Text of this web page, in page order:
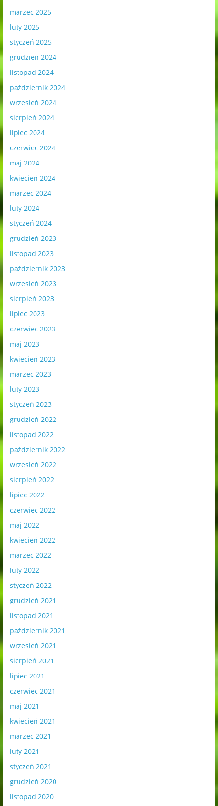
marzec 2025
luty 2025
styczeń 2025
grudzień 2024
listopad 2024
październik 2024
wrzesień 2024
sierpień 2024
lipiec 2024
czerwiec 2024
maj 2024
kwiecień 2024
marzec 2024
luty 2024
styczeń 2024
grudzień 2023
listopad 2023
październik 2023
wrzesień 2023
sierpień 2023
lipiec 2023
czerwiec 2023
maj 2023
kwiecień 2023
marzec 2023
luty 2023
styczeń 2023
grudzień 2022
listopad 2022
październik 2022
wrzesień 2022
sierpień 2022
lipiec 2022
czerwiec 2022
maj 2022
kwiecień 2022
marzec 2022
luty 2022
styczeń 2022
grudzień 2021
listopad 2021
październik 2021
wrzesień 2021
sierpień 2021
lipiec 2021
czerwiec 2021
maj 2021
kwiecień 2021
marzec 2021
luty 2021
styczeń 2021
grudzień 2020
listopad 2020